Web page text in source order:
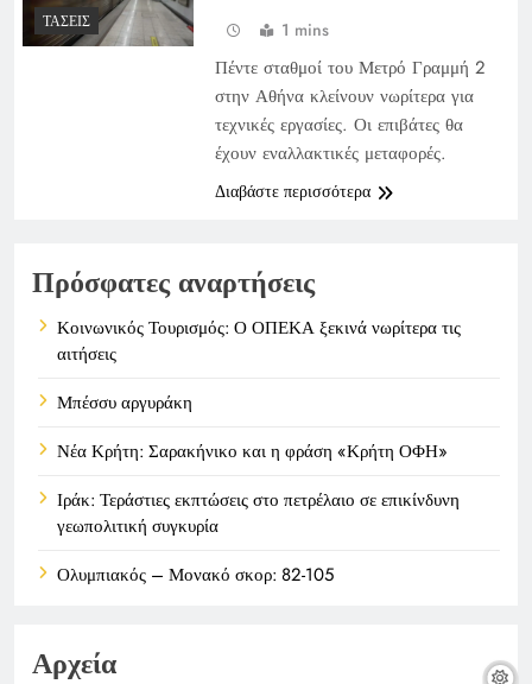
ΤΆΣΕΙΣ 1 mins
Πέντε σταθμοί του Μετρό Γραμμή 2
στην Αθήνα κλείνουν νωρίτερα για
τεχνικές εργασίες. Οι επιβάτες θα
έχουν εναλλακτικές μεταφορές.
Διαβάστε περισσότερα
Πρόσφατες αναρτήσεις
Κοινωνικός Τουρισμός: Ο ΟΠΕΚΑ ξεκινά νωρίτερα τις
αιτήσεις
Μπέσσυ αργυράκη
Νέα Κρήτη: Σαρακήνικο και η φράση «Κρήτη ΟΦΗ»
Ιράκ: Τεράστιες εκπτώσεις στο πετρέλαιο σε επικίνδυνη
γεωπολιτική συγκυρία
Ολυμπιακός – Μονακό σκορ: 82-105
Αρχεία